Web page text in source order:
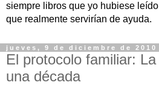
siempre libros que yo hubiese
que realmente servirían de ayuda.
jueves, 9 de diciembre de 2010
El protocolo familiar:
una década